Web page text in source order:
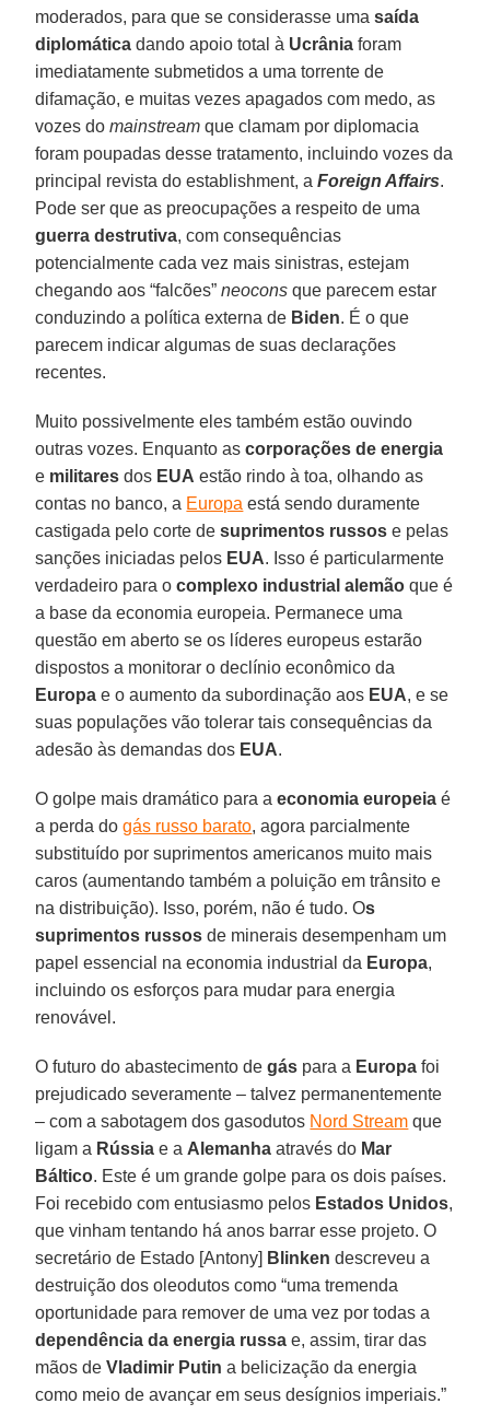
moderados, para que se considerasse umasaída
diplomática dando apoio total à Ucrânia foram
imediatamente submetidos a uma torrente de
difamação, e muitas vezes apagados com medo, as
vozes domainstream que clamam por diplomacia
foram poupadas desse tratamento, incluindo vozes da
principal revista do establishment, aForeign Affairs.
Pode ser que as preocupações a respeito de uma
guerra destrutiva, com consequências
potencialmente cada vez mais sinistras, estejam
chegando aos “falcões”neocons que parecem estar
conduzindo a política externa de Biden. É o que
parecem indicar algumas de suas declarações
recentes.
Muito possivelmente eles também estão ouvindo
outras vozes. Enquanto ascorporações de energia
e militares dos EUA estão rindo à toa, olhando as
contas no banco, a Europa está sendo duramente
castigada pelo corte de suprimentos russos e pelas
sanções iniciadas pelos EUA. Isso é particularmente
verdadeiro para ocomplexo industrial alemão que é
a base da economia europeia. Permanece uma
questão em aberto se os líderes europeus estarão
dispostos a monitorar o declínio econômico da
Europa e o aumento da subordinação aos EUA, e se
suas populações vão tolerar tais consequências da
adesão às demandas dos EUA.
O golpe mais dramático para a economia europeia é
a perda dogás russo barato, agora parcialmente
substituído por suprimentos americanos muito mais
caros (aumentando também a poluição em trânsito e
na distribuição). Isso, porém, não é tudo. Os
suprimentos russos de minerais desempenham um
papel essencial na economia industrial da Europa,
incluindo os esforços para mudar para energia
renovável.
O futuro do abastecimento degás para a Europa foi
prejudicado severamente – talvez permanentemente
– com a sabotagem dos gasodutos Nord Stream que
ligam a Rússia e a Alemanha através do Mar
Báltico. Este é um grande golpe para os dois países.
Foi recebido com entusiasmo pelos Estados Unidos,
que vinham tentando há anos barrar esse projeto. O
secretário de Estado [Antony] Blinken descreveu a
destruição dos oleodutos como “uma tremenda
oportunidade para remover de uma vez por todas a
dependência da energia russa e, assim, tirar das
mãos deVladimir Putin a belicização da energia
como meio de avançar em seus desígnios imperiais.”